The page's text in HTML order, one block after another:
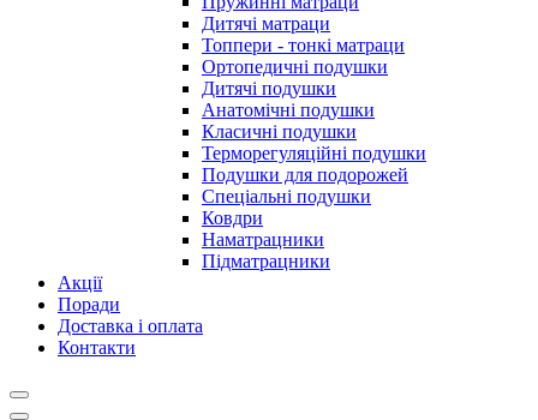
Дитячі матраци
Топпери - тонкі матраци
Ортопедичні подушки
Дитячі подушки
Анатомічні подушки
Класичні подушки
Терморегуляційні подушки
Подушки для подорожей
Спеціальні подушки
Ковдри
Наматрацники
Підматрацники
Акції
Поради
Доставка і оплата
Контакти